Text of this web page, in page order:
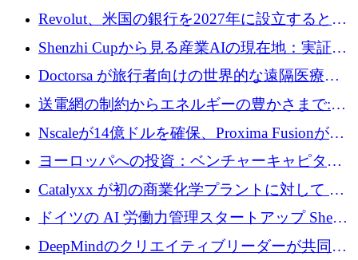
ユーロを超える 70 以上のテクノロジー資金調
Revolut、米国の銀行を2027年に設立すると米
国の社長が語る
Shenzhi Cupから見る産業AIの現在地：実証と
産業実装への道筋
Doctorsa が旅行者向けの世界的な遠隔医療プ
ラットフォームを拡大するために 100 万ユー
ロを調達
送電網の制約からエネルギーの豊かさまで:
Envision の Gobi X がヨーロッパの AI の未来
にどのように貢献できるか
Nscaleが14億ドルを確保、Proxima Fusionが4
億1,100万ユーロを獲得、Invest EuropeはVCの
ヨーロッパへの投資：ベンチャーキャピタル
が過去2番目に高い水準に到達
Catalyxx が初の商業化学プラントに対して EU
から 2,000 万ユーロ以上の支援を獲得
ドイツの AI 労働力管理スタートアップ Sherpa
がプレシードで 220 万ドルを調達
DeepMindのクリエイティブリーダーが共同設